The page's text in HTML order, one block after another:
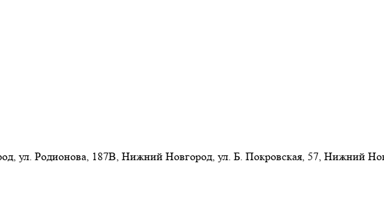
ул. Родионова, 187В, Нижний Новгород, ул. Б. Покровская, 57, Нижний